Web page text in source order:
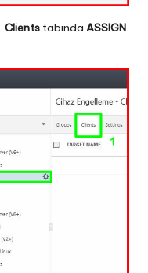
Clients tabında ASSIGN